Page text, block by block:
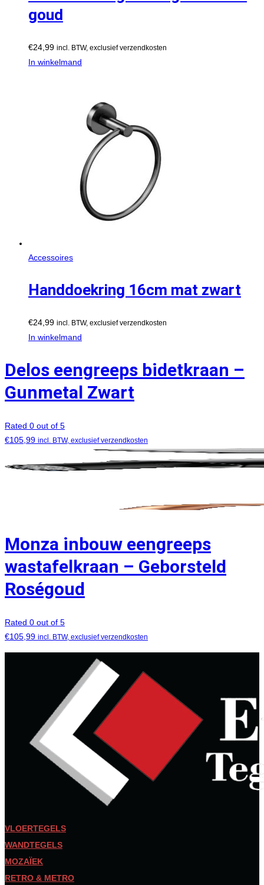
goud
€24,99 incl. BTW, exclusief verzendkosten
In winkelmand
Accessoires
Handdoekring 16cm mat zwart
€24,99 incl. BTW, exclusief verzendkosten
In winkelmand
Delos eengreeps bidetkraan –
Gunmetal Zwart
Rated 0 out of 5
€105,99 incl. BTW, exclusief verzendkosten
Monza inbouw eengreeps
wastafelkraan – Geborsteld
Roségoud
Rated 0 out of 5
€105,99 incl. BTW, exclusief verzendkosten
VLOERTEGELS
WANDTEGELS
MOZAÏEK
RETRO & METRO